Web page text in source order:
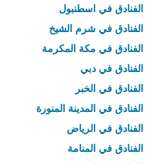
الفنادق في اسطنبول
الفنادق في شرم الشيخ
الفنادق في مكة المكرمة
الفنادق في دبي
الفنادق في الخبر
الفنادق في المدينة المنورة
الفنادق في الرياض
الفنادق في المنامة